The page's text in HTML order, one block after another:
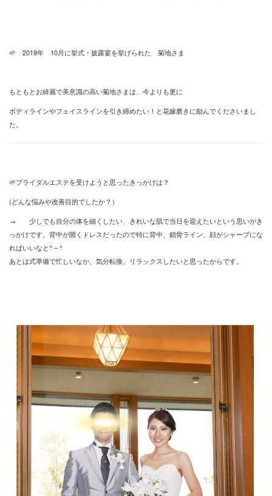
🌱 2019年 10月に挙式・披露宴を挙げられた 菊地さま
もともとお綺麗で美意識の高い菊地さまは、今よりも更に
ボディラインやフェイスラインを引き締めたい！と花嫁磨きに励んでくださいまし
た。
🌱ブライダルエステを受けようと思ったきっかけは？
(どんな悩みや改善目的でしたか？）
→ 少しでも自分の体を細くしたい、きれいな肌で当日を迎えたいという思いがき
っかけです。背中が開くドレスだったので特に背中、鎖骨ライン、顔がシャープにな
ればいいなと^ – ^
あとは式準備で忙しいなか、気分転換、リラックスしたいと思ったからです。